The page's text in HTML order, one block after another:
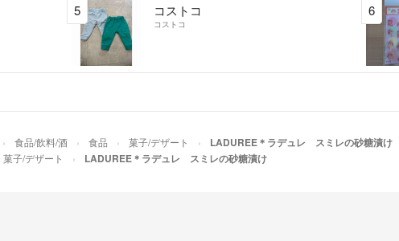
5 コストコ
コストコ
6
食品/飲料/酒 食品 菓子/デザート LADUREE＊ラデュレ スミレの砂糖漬け
菓子/デザート LADUREE＊ラデュレ スミレの砂糖漬け